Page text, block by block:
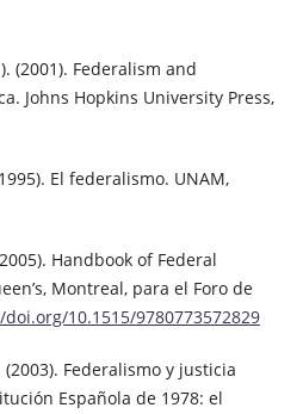
(2001). Federalism and
Johns Hopkins University Press,
El federalismo. UNAM,
Handbook of Federal
Montreal, para el Foro de
10.1515/9780773572829
(2003). Federalismo y justicia
Española de 1978: el